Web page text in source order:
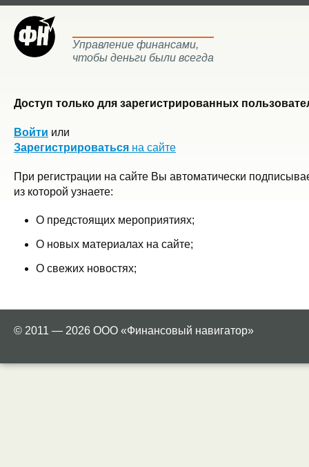
Управление финансами,
чтобы деньги были всегда
Доступ только для зарегистрированных
Войти или
Зарегистрироваться на сайте
При регистрации на сайте Вы автоматически
из которой узнаете:
О предстоящих мероприятиях;
О новых материалах на сайте;
О свежих новостях;
© 2011 — 2026 ООО «Финансовый навигатор»